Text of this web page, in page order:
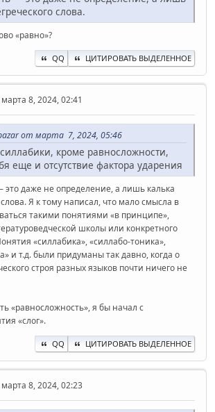
слова.
«равно»?
QQ ЦИТИРОВАТЬ ВЫДЕЛЕННОЕ
8, 2024, 02:41
от марта 7, 2024, 05:46
кроме равносложности,
еще и отсутствие фактора ударения
это даже не определение, а лишь калька
Я к тому написал, что мало смысла в
такими понятиями «в принципе»,
школы или конкретного
«силлабика», «силлабо-тоника»,
и т.д. были придуманы так давно, когда о
строя разных языков почти ничего не
«равносложность», я бы начал с
«слог».
QQ ЦИТИРОВАТЬ ВЫДЕЛЕННОЕ
8, 2024, 02:23